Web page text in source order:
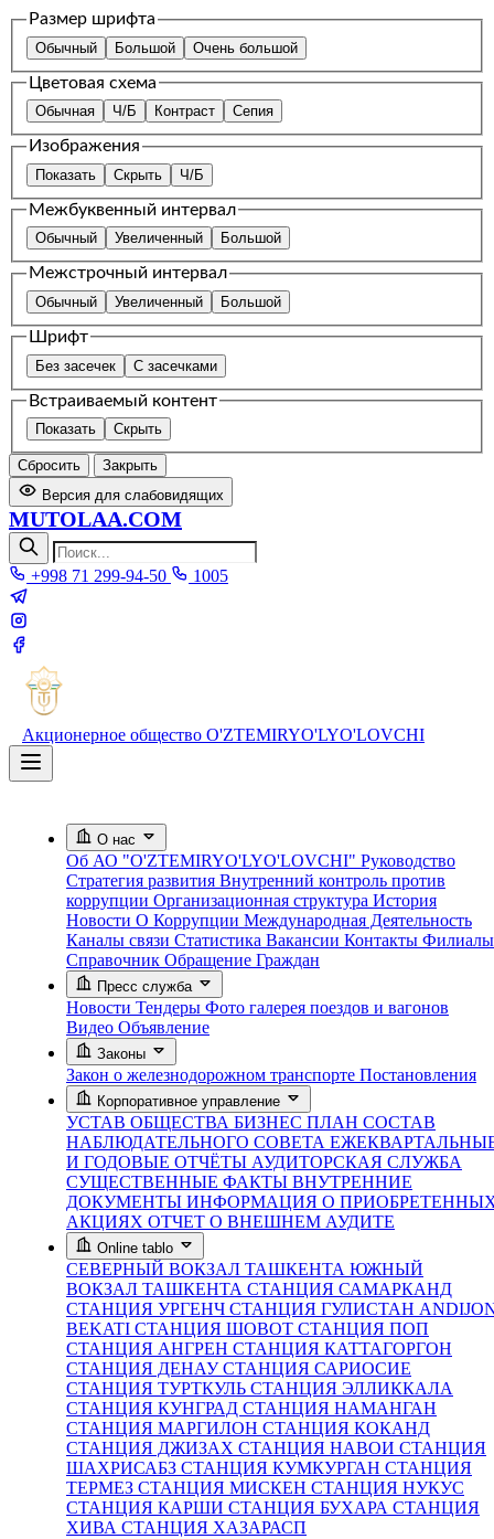
Размер шрифта
Обычный Большой Очень большой
Цветовая схема
Обычная Ч/Б Контраст Сепия
Изображения
Показать Скрыть Ч/Б
Межбуквенный интервал
Обычный Увеличенный Большой
Межстрочный интервал
Обычный Увеличенный Большой
Шрифт
Без засечек С засечками
Встраиваемый контент
Показать Скрыть
Сбросить
Закрыть
Версия для слабовидящих
MUTOLAA.COM
+998 71 299-94-50 1005
Акционерное общество O'ZTEMIRYO'LYO'LOVCHI
О нас
Об АО "O'ZTEMIRYO'LYO'LOVCHI" Руководство
Стратегия развития Внутренний контроль против
коррупции Организационная структура История
Новости О Коррупции Международная Деятельность
Каналы связи Статистика Вакансии Контакты Филиалы
Справочник Обращение Граждан
Пресс служба
Новости Тендеры Фото галерея поездов и вагонов
Видео Объявление
Законы
Закон о железнодорожном транспорте Постановления
Корпоративное управление
УСТАВ ОБЩЕСТВА БИЗНЕС ПЛАН СОСТАВ
НАБЛЮДАТЕЛЬНОГО СОВЕТА
И ГОДОВЫЕ ОТЧЁТЫ АУДИТОРСКАЯ СЛУЖБА
СУЩЕСТВЕННЫЕ ФАКТЫ ВНУТРЕННИЕ
ДОКУМЕНТЫ ИНФОРМАЦИЯ О
АКЦИЯХ ОТЧЕТ О ВНЕШНЕМ АУДИТЕ
Online tablo
СЕВЕРНЫЙ ВОКЗАЛ ТАШКЕНТА ЮЖНЫЙ
ВОКЗАЛ ТАШКЕНТА СТАНЦИЯ САМАРКАНД
СТАНЦИЯ УРГЕНЧ СТАНЦИЯ ГУЛИСТАН
BEKATI СТАНЦИЯ ШОВОТ СТАНЦИЯ ПОП
СТАНЦИЯ АНГРЕН СТАНЦИЯ КАТТАГОРГОН
СТАНЦИЯ ДЕНАУСТАНЦИЯ САРИОСИЕ
СТАНЦИЯ ТУРТКУЛЬ СТАНЦИЯ ЭЛЛИККАЛА
СТАНЦИЯ КУНГРАД СТАНЦИЯ НАМАНГАН
СТАНЦИЯ МАРГИЛОН СТАНЦИЯ КОКАНД
СТАНЦИЯ ДЖИЗАХ СТАНЦИЯ НАВОИ СТАНЦИЯ
ШАХРИСАБЗ СТАНЦИЯ КУМКУРГАН СТАНЦИЯ
ТЕРМЕЗ СТАНЦИЯ МИСКЕН СТАНЦИЯ НУКУС
СТАНЦИЯ КАРШИ СТАНЦИЯ БУХАРА СТАНЦИЯ
ХИВА СТАНЦИЯ ХАЗАРАСП